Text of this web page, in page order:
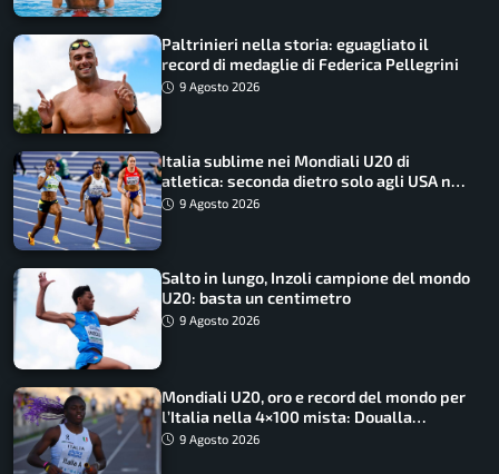
Paltrinieri nella storia: eguagliato il
record di medaglie di Federica Pellegrini
9 Agosto 2026
Italia sublime nei Mondiali U20 di
atletica: seconda dietro solo agli USA nel
medagliere
9 Agosto 2026
Salto in lungo, Inzoli campione del mondo
U20: basta un centimetro
9 Agosto 2026
Mondiali U20, oro e record del mondo per
l’Italia nella 4×100 mista: Doualla
straordinaria
9 Agosto 2026